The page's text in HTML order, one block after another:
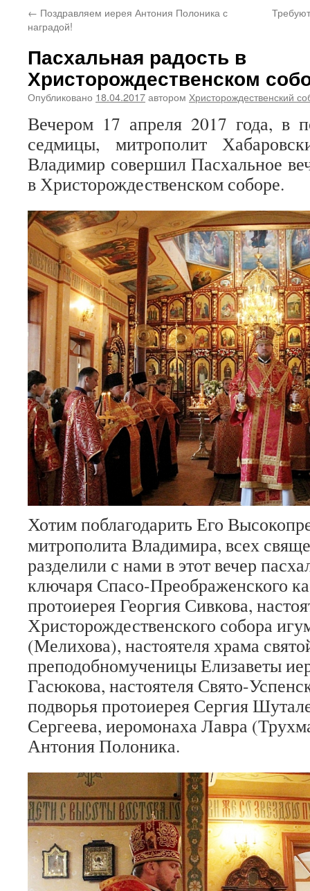
← Поздравляем иерея Антония Полоника с
наградой!
Пасхальная радость в
Христорождественском
Опубликовано 18.04.2017автором Христорождественский
Вечером 17 апреля 2017 года, в
седмицы, митрополит
Владимир совершил Пасхальное
в Христорождественском соборе.
Хотим поблагодарить Его
митрополита Владимира, всех
разделили с нами в этот вечер
ключаря Спасо-Преображенского
протоиерея Георгия Сивкова,
Христорождественского собора
(Мелихова), настоятеля храма
преподобномученицы Елизаветы
Гасюкова, настоятеля Свято-
подворья протоиерея Сергия
Сергеева, иеромонаха Лавра
Антония Полоника.